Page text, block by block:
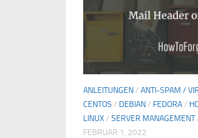
ANLEITUNGEN/ ANTI-SPAM /
CENTOS / DEBIAN/ FEDORA/
LINUX/ SERVER MANAGEMENT
FEBRUAR 1, 2022